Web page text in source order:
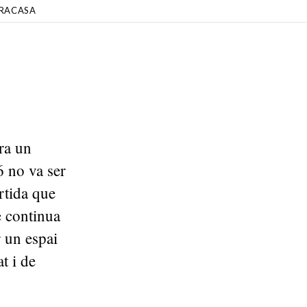
un
no va ser
que
continua
espai
i de